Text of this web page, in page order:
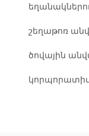
շեղաթոռ
ծովային